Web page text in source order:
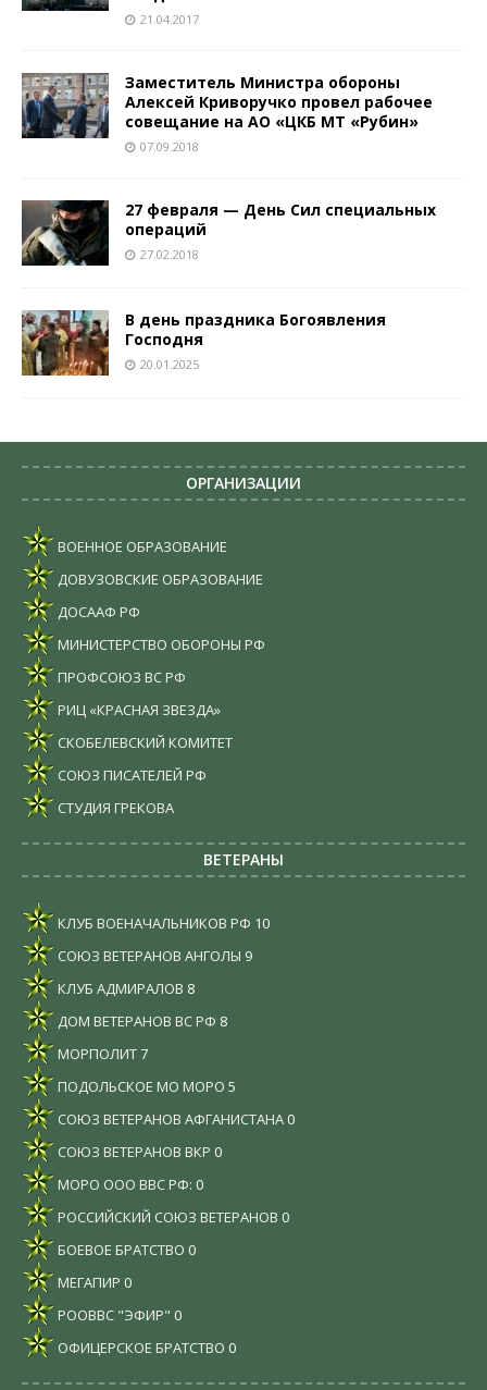
21.04.2017
Заместитель Министра обороны
Алексей Криворучко провел рабочее
совещание на АО «ЦКБ МТ «Рубин»
07.09.2018
27 февраля — День Сил специальных
операций
27.02.2018
В день праздника Богоявления
Господня
20.01.2025
ОРГАНИЗАЦИИ
ВОЕННОЕ ОБРАЗОВАНИЕ
ДОВУЗОВСКИЕ ОБРАЗОВАНИЕ
ДОСААФ РФ
МИНИСТЕРСТВО ОБОРОНЫ РФ
ПРОФСОЮЗ ВС РФ
РИЦ «КРАСНАЯ ЗВЕЗДА»
СКОБЕЛЕВСКИЙ КОМИТЕТ
СОЮЗ ПИСАТЕЛЕЙ РФ
СТУДИЯ ГРЕКОВА
ВЕТЕРАНЫ
КЛУБ ВОЕНАЧАЛЬНИКОВ РФ 10
СОЮЗ ВЕТЕРАНОВ АНГОЛЫ 9
КЛУБ АДМИРАЛОВ 8
ДОМ ВЕТЕРАНОВ ВС РФ 8
МОРПОЛИТ7
ПОДОЛЬСКОЕ МО МОРО 5
СОЮЗ ВЕТЕРАНОВ АФГАНИСТАНА 0
СОЮЗ ВЕТЕРАНОВ ВКР 0
МОРО ООО ВВС РФ: 0
РОССИЙСКИЙ СОЮЗ ВЕТЕРАНОВ 0
БОЕВОЕ БРАТСТВО 0
МЕГАПИР 0
РООВВС "ЭФИР" 0
ОФИЦЕРСКОЕ БРАТСТВО 0